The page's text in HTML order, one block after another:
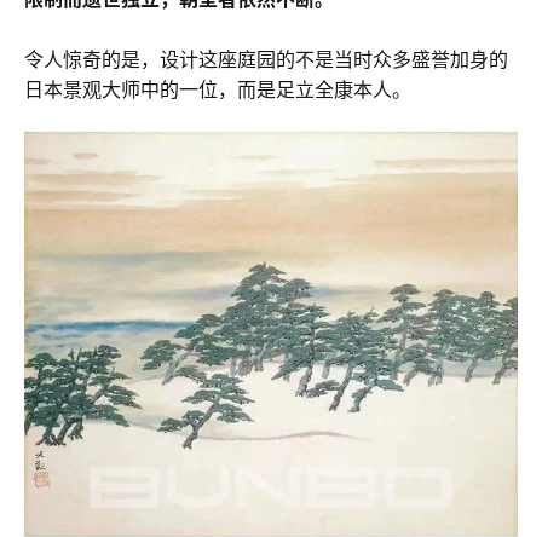
令人惊奇的是，设计这座庭园的不是当时众多盛誉加身的
日本景观大师中的一位，而是足立全康本人。